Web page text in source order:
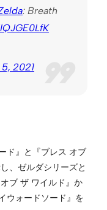
: Breath
2021
ド』と『ブレス オブ
、ゼルダシリーズと
ブ ザ ワイルド』か
ウォードソード』を